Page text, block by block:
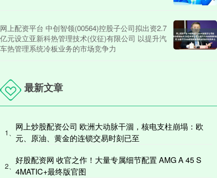
网上配资平台 中创智领(00564)控股子公司拟出资2.7
亿元设立亚新科热管理技术(仪征)有限公司 以提升汽
车热管理系统冷板业务的市场竞争力
最新文章
1、
网上炒股配资公司 欧洲大动脉干涸，核电支柱崩塌：欧
元、原油、黄金的连锁交易时刻已至
2、
好股配资网 收官之作！大量专属细节配置 AMG A 45 S
4MATIC+最终版官图